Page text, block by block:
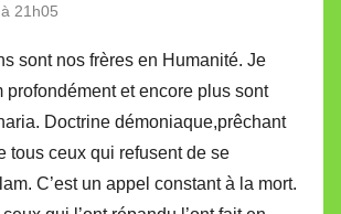
21h05
sont nos frères en Humanité. Je
profondément et encore plus sont
Doctrine démoniaque,prêchant
tous ceux qui refusent de se
C’est un appel constant à la mort.